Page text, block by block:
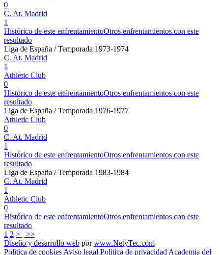
0
C. At. Madrid
1
Histórico de este enfrentamientoOtros enfrentamientos con este
resultado
Liga de España / Temporada 1973-1974
C. At. Madrid
1
Athletic Club
0
Histórico de este enfrentamientoOtros enfrentamientos con este
resultado
Liga de España / Temporada 1976-1977
Athletic Club
0
C. At. Madrid
1
Histórico de este enfrentamientoOtros enfrentamientos con este
resultado
Liga de España / Temporada 1983-1984
C. At. Madrid
1
Athletic Club
0
Histórico de este enfrentamientoOtros enfrentamientos con este
resultado
1 2 >
>>
Diseño y desarrollo web porwww.NetyTec.com
Politica de cookies Aviso legal Politica de privacidad Academia del